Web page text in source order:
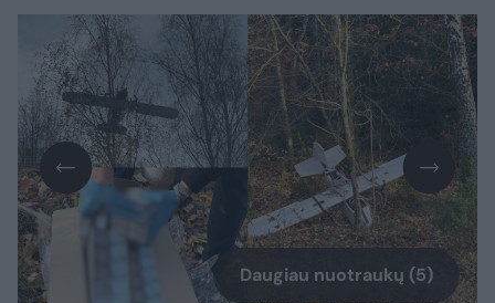
Daugiau nuotraukų (5)